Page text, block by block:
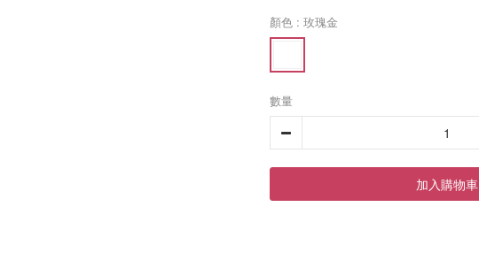
顏色 : 玫瑰金
數量
加入購物車